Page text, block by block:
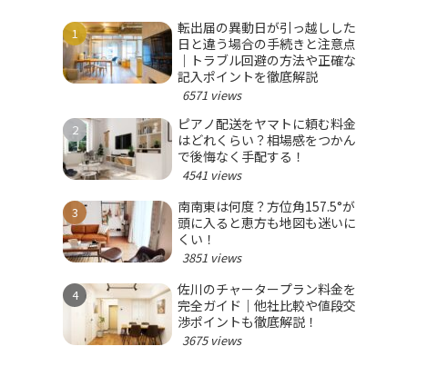
転出届の異動日が引っ越しした
日と違う場合の手続きと注意点
｜トラブル回避の方法や正確な
記入ポイントを徹底解説
6571 views
ピアノ配送をヤマトに頼む料金
はどれくらい？相場感をつかん
で後悔なく手配する！
4541 views
南南東は何度？方位角157.5°が
頭に入ると恵方も地図も迷いに
くい！
3851 views
佐川のチャータープラン料金を
完全ガイド｜他社比較や値段交
渉ポイントも徹底解説！
3675 views